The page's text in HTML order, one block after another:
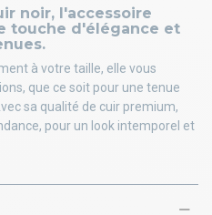
noir, l'accessoire
touche d'élégance et
à votre taille, elle vous
que ce soit pour une tenue
sa qualité de cuir premium,
pour un look intemporel et